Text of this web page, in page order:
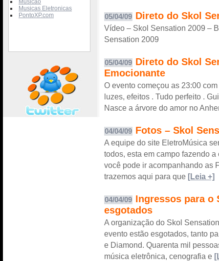
05/04/09 Direto do Skol
Vídeo – Skol Sensation 2009 –
Sensation 2009
05/04/09 Direto do Skol
Emocionante
O evento começou as 23:00
luzes, efeitos . Tudo perfeito .
Nasce a árvore do amor no
04/04/09 Fotos – Skol
A equipe do site EletroMúsica
todos, esta em campo fazendo
você pode ir acompanhando as
trazemos aqui para que [Leia +]
04/04/09 Ingressos para o
esgotados
A organização do Skol
evento estão esgotados, tanto
e Diamond. Quarenta mil
música eletrônica, cenografia e
Musicão
Musicas Eletronicas
PontoXP.com